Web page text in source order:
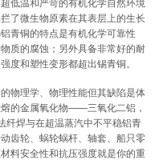
了微生物原素在其表层上的生长
青铜的特点是有机化学可靠性
质的腐蚀；另外具备非常好的耐
度和塑性变形都超出锡青铜。
理学、物理性能但其缺陷是体
的金属氧化物——三氧化二铝，
纤焊与在超温蒸汽中不平稳铝青
齿轮、蜗轮蜗杆、轴套、船只零
料安全性和抗压强度就是你的重